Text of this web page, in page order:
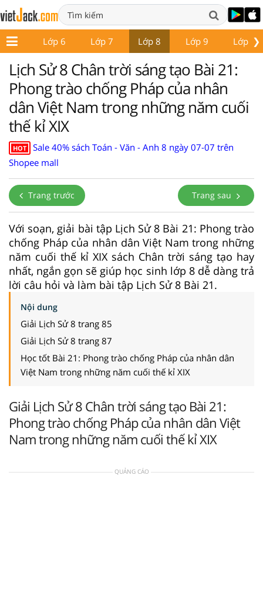
❯
5 Lớp 6 Lớp 7 Lớp 8 Lớp 9 Lớp 10
Lịch Sử 8 Chân trời sáng tạo Bài 21:
Phong trào chống Pháp của nhân
dân Việt Nam trong những năm cuối
thế kỉ XIX
HOT
Sale 40% sách Toán - Văn - Anh 8 ngày 07-07 trên
Shopee mall
Trang trước Trang sau
Với soạn, giải bài tập Lịch Sử 8 Bài 21: Phong trào
chống Pháp của nhân dân Việt Nam trong những
năm cuối thế kỉ XIX sách Chân trời sáng tạo hay
nhất, ngắn gọn sẽ giúp học sinh lớp 8 dễ dàng trả
lời câu hỏi và làm bài tập Lịch Sử 8 Bài 21.
Nội dung
Giải Lịch Sử 8 trang 85
Giải Lịch Sử 8 trang 87
Học tốt Bài 21: Phong trào chống Pháp của nhân dân
Việt Nam trong những năm cuối thế kỉ XIX
Giải Lịch Sử 8 Chân trời sáng tạo Bài 21:
Phong trào chống Pháp của nhân dân Việt
Nam trong những năm cuối thế kỉ XIX
QUẢNG CÁO